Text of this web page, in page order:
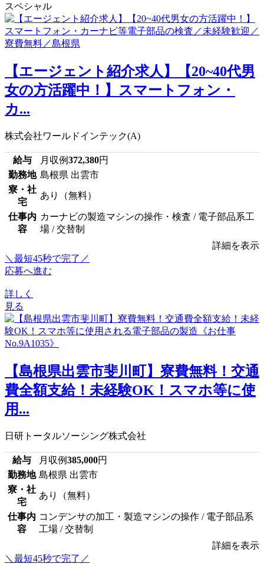
スペシャル
【エージェント紹介求人】【20~40代男
女の方活躍中！】スマートフォン・
カ...
株式会社ワールドインテック(A)
給与 月収例372,380円
勤務地 島根県 出雲市
寮・社
宅
あり（無料）
仕事内
容
カーナビの製造マシンの操作・検査 / 電子部品系工
場 / 交替制
詳細を表示
＼最短45秒で完了／
応募へ進む
詳しく
見る
【島根県出雲市斐川町】寮費無料！交通
費全額支給！未経験OK！スマホ等に使
用...
日研トータルソーシング株式会社
給与 月収例385,000円
勤務地 島根県 出雲市
寮・社
宅
あり（無料）
仕事内
容
コンデンサの加工・製造マシンの操作 / 電子部品系
工場 / 交替制
詳細を表示
＼最短45秒で完了／